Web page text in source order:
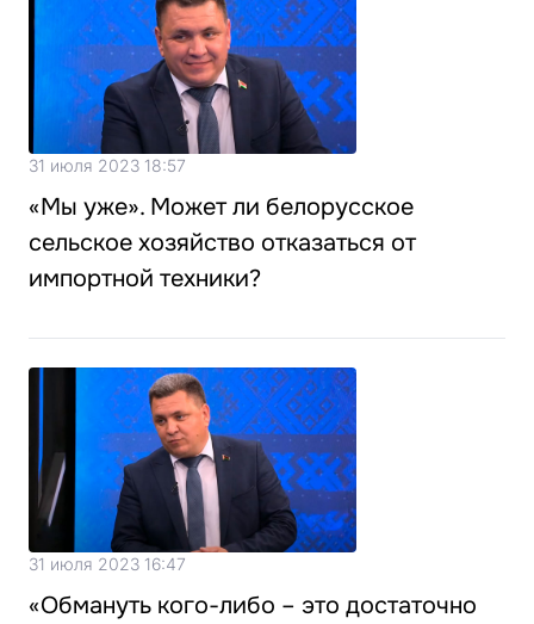
31 июля 2023 18:57
«Мы уже». Может ли белорусское
сельское хозяйство отказаться от
импортной техники?
31 июля 2023 16:47
«Обмануть кого-либо – это достаточно